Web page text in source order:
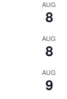
AUG
8
AUG
8
AUG
9